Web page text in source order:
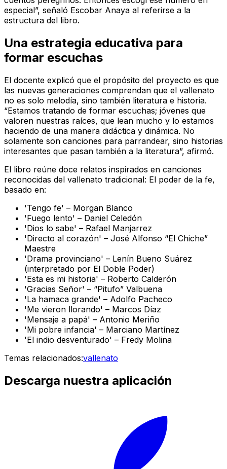
especial”, señaló Escobar Anaya al referirse a la
estructura del libro.
Una estrategia educativa para
formar escuchas
El docente explicó que el propósito del proyecto es que
las nuevas generaciones comprendan que el vallenato
no es solo melodía, sino también literatura e historia.
“Estamos tratando de formar escuchas; jóvenes que
valoren nuestras raíces, que lean mucho y lo estamos
haciendo de una manera didáctica y dinámica. No
solamente son canciones para parrandear, sino historias
interesantes que pasan también a la literatura”, afirmó.
El libro reúne doce relatos inspirados en canciones
reconocidas del vallenato tradicional: El poder de la fe,
basado en:
'Tengo fe' – Morgan Blanco
'Fuego lento' – Daniel Celedón
'Dios lo sabe' – Rafael Manjarrez
'Directo al corazón' – José Alfonso “El Chiche”
Maestre
'Drama provinciano' – Lenín Bueno Suárez
(interpretado por El Doble Poder)
'Esta es mi historia' – Roberto Calderón
'Gracias Señor' – “Pitufo” Valbuena
'La hamaca grande' – Adolfo Pacheco
'Me vieron llorando' – Marcos Díaz
'Mensaje a papá' – Antonio Meriño
'Mi pobre infancia' – Marciano Martínez
'El indio desventurado' – Fredy Molina
Temas relacionados:vallenato
Descarga nuestra aplicación